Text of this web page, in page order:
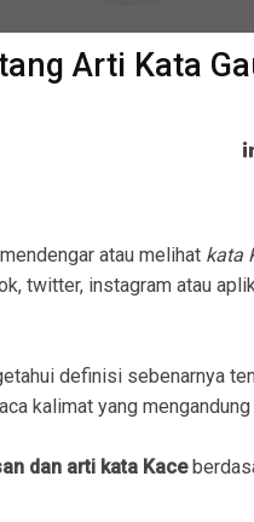
Arti Kata
atau melihat kata
twitter, instagram atau
definisi sebenarnya
kalimat yang
dan arti kata Kace